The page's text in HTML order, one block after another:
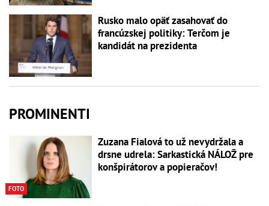
Rusko malo opäť zasahovať do
francúzskej politiky: Terčom je
kandidát na prezidenta
PROMINENTI
FOTO
Zuzana Fialová to už nevydržala a
drsne udrela: Sarkastická NÁLOŽ pre
konšpirátorov a popieračov!